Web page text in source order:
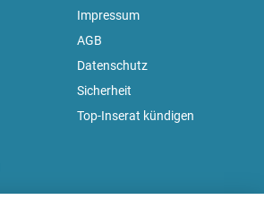
Impressum
AGB
Datenschutz
Sicherheit
Top-Inserat kündigen